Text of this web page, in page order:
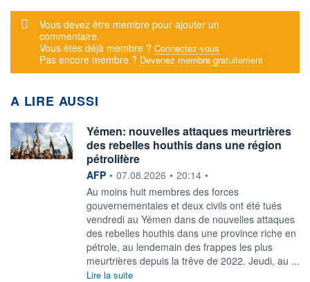
Message d'alerte
Vous devez être membre pour ajouter un
commentaire.
Vous êtes déjà membre ? Connectez-vous
Pas encore membre ? Devenez membre gratuitement
A LIRE AUSSI
Yémen: nouvelles attaques meurtrières
des rebelles houthis dans une région
pétrolifère
information fournie par
AFP • 07.08.2026 • 20:14 •
Au moins huit membres des forces
gouvernementales et deux civils ont été tués
vendredi au Yémen dans de nouvelles attaques
des rebelles houthis dans une province riche en
pétrole, au lendemain des frappes les plus
meurtrières depuis la trêve de 2022. Jeudi, au ...
Lire la suite